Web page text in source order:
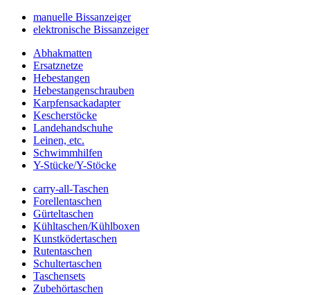
manuelle Bissanzeiger
elektronische Bissanzeiger
Abhakmatten
Ersatznetze
Hebestangen
Hebestangenschrauben
Karpfensackadapter
Kescherstöcke
Landehandschuhe
Leinen, etc.
Schwimmhilfen
Y-Stücke/Y-Stöcke
carry-all-Taschen
Forellentaschen
Gürteltaschen
Kühltaschen/Kühlboxen
Kunstködertaschen
Rutentaschen
Schultertaschen
Taschensets
Zubehörtaschen